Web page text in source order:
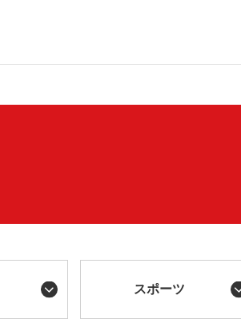
スポーツ